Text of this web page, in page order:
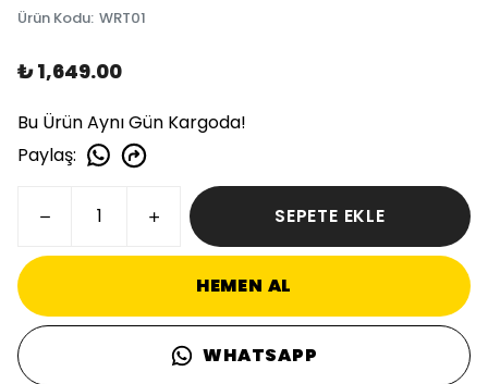
Ürün Kodu: WRT01
₺ 1,649.00
Bu Ürün Aynı Gün Kargoda!
Paylaş:
SEPETE EKLE
HEMEN AL
WHATSAPP